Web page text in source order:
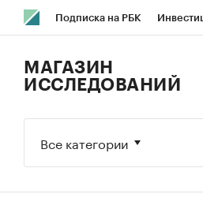
Подписка на РБК
Исследования Кредитные
МАГАЗИН
ИССЛЕДОВАНИЙ
Все категории